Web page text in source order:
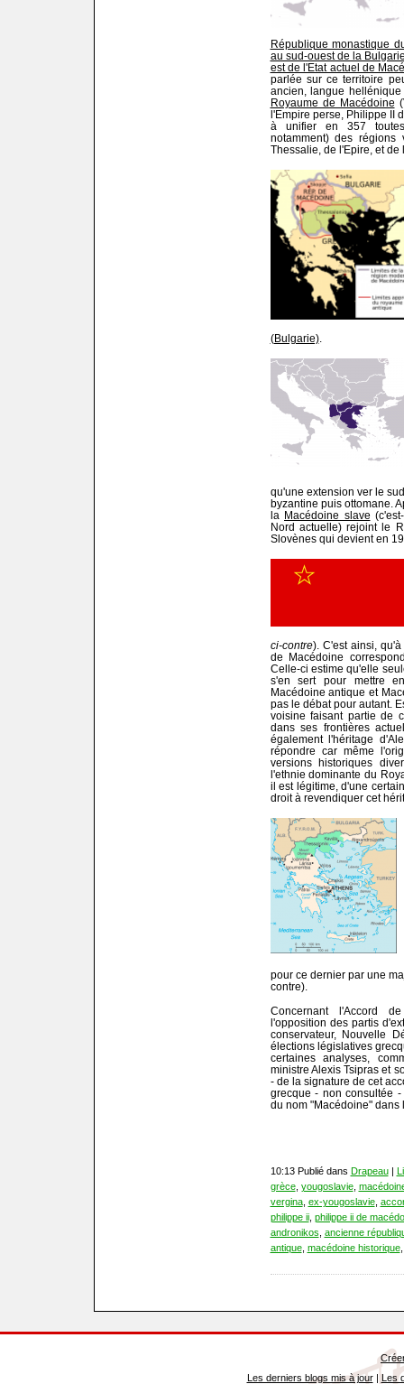
République monastique
au sud-ouest de la
est de l'Etat actuel de
parlée sur ce territoire
ancien, langue
Royaume de Macédoine
l'Empire perse, Philippe II
à unifier en 357
notamment) des
Thessalie, de l'Epire, et
(Bulgarie).
qu'une extension ver le
byzantine puis ottomane.
la Macédoine slave
Nord actuelle) rejoint le
Slovènes qui devient en
ci-contre). C'est ainsi,
de Macédoine
Celle-ci estime qu'elle
s'en sert pour mettre
Macédoine antique et
pas le débat pour autant.
voisine faisant partie de
dans ses frontières
également l'héritage
répondre car même
versions historiques
l'ethnie dominante du
il est légitime, d'une
droit à revendiquer cet
pour ce dernier par une
contre).
Concernant l'Accord
l'opposition des partis
conservateur, Nouvelle
élections législatives
certaines analyses,
ministre Alexis Tsipras et
- de la signature de cet
grecque - non consultée
du nom "Macédoine"
10:13 Publié dans Drapeau|
grèce, yougoslavie,
vergina, ex-yougoslavie,
philippe ii, philippe ii de
andronikos ancienne
antique, macédoine historique
Les derniers blogs mis à jour| Les